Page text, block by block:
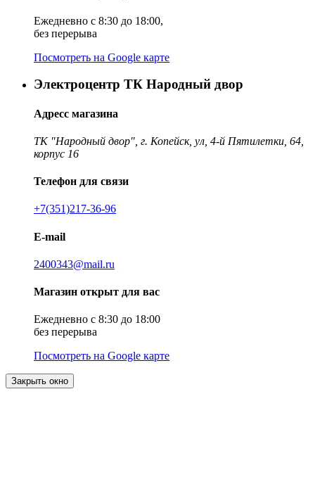
Ежедневно с 8:30 до 18:00,
без перерыва
Посмотреть на Google карте
Электроцентр ТК Народный двор
Адресс магазина
ТК "Народный двор", г. Копейск, ул, 4-й Пятилетки, 64,
корпус 16
Телефон для связи
+7(351)217-36-96
E-mail
2400343@mail.ru
Магазин открыт для вас
Ежедневно с 8:30 до 18:00
без перерыва
Посмотреть на Google карте
Закрыть окно